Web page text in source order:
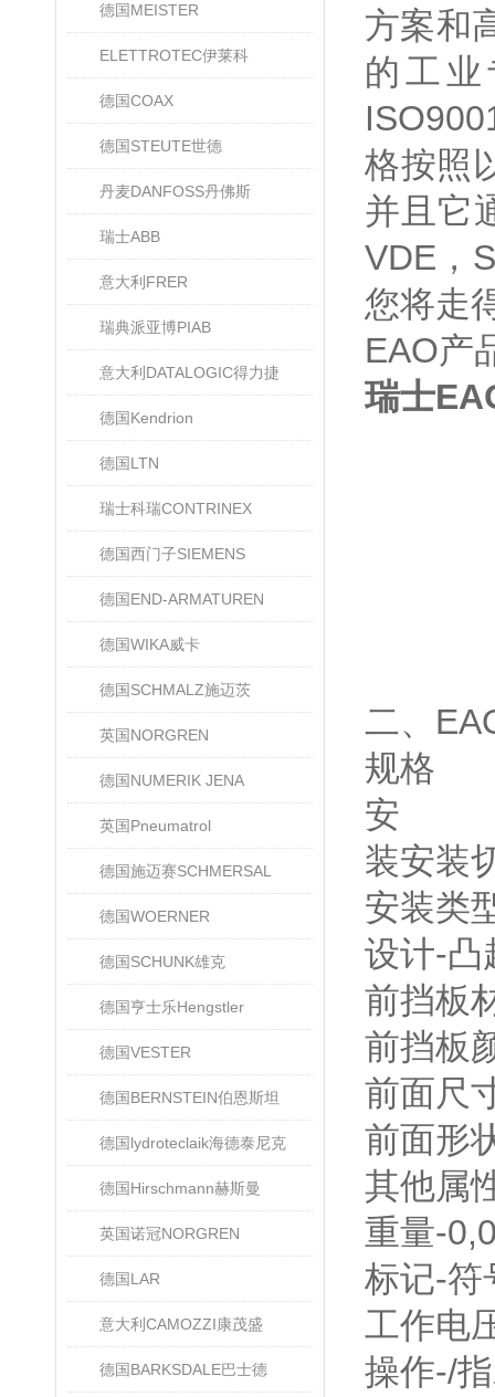
德国MEISTER
ELETTROTEC伊莱科
德国COAX
德国STEUTE世德
丹麦DANFOSS丹佛斯
瑞士ABB
意大利FRER
瑞典派亚博PIAB
意大利DATALOGIC得力捷
德国Kendrion
德国LTN
瑞士科瑞CONTRINEX
德国西门子SIEMENS
德国END-ARMATUREN
德国WIKA威卡
德国SCHMALZ施迈茨
英国NORGREN
德国NUMERIK JENA
英国Pneumatrol
德国施迈赛SCHMERSAL
德国WOERNER
德国SCHUNK雄克
德国亨士乐Hengstler
德国VESTER
德国BERNSTEIN伯恩斯坦
德国lydroteclaik海德泰尼克
德国Hirschmann赫斯曼
英国诺冠NORGREN
德国LAR
意大利CAMOZZI康茂盛
德国BARKSDALE巴士德
方案和
的工
格按照
并且它
VDE，
您将走
EAO产
瑞士
二、
规格
安
装安装
安装类
设计-凸
前挡板
前挡板
前面尺
前面形
其他属
重量-
标记-符
工作电
操作-/